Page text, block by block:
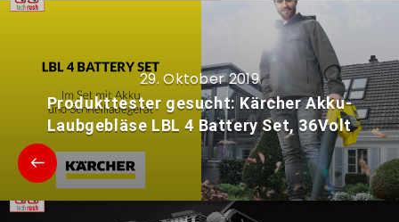
29. Oktober 2019
Produkttester gesucht: Kärcher Akku-
Laubgebläse LBL 4 Battery Set, 36Volt